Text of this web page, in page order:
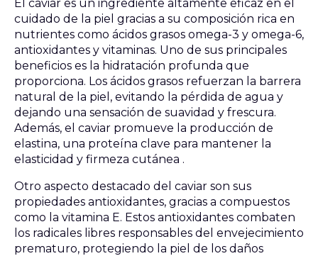
El caviar es un ingrediente altamente eficaz en el
cuidado de la piel gracias a su composición rica en
nutrientes como ácidos grasos omega-3 y omega-6,
antioxidantes y vitaminas. Uno de sus principales
beneficios es la hidratación profunda que
proporciona. Los ácidos grasos refuerzan la barrera
natural de la piel, evitando la pérdida de agua y
dejando una sensación de suavidad y frescura.
Además, el caviar promueve la producción de
elastina, una proteína clave para mantener la
elasticidad y firmeza cutánea .
Otro aspecto destacado del caviar son sus
propiedades antioxidantes, gracias a compuestos
como la vitamina E. Estos antioxidantes combaten
los radicales libres responsables del envejecimiento
prematuro, protegiendo la piel de los daños